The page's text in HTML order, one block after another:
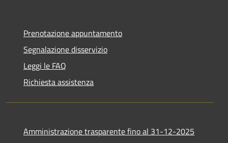
Prenotazione appuntamento
Segnalazione disservizio
Leggi le FAQ
Richiesta assistenza
Amministrazione trasparente fino al 31-12-2025